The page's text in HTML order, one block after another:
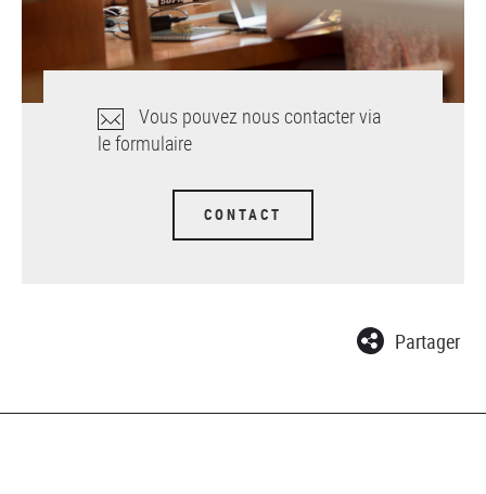
Vous pouvez nous contacter via
le formulaire
CONTACT
Partager